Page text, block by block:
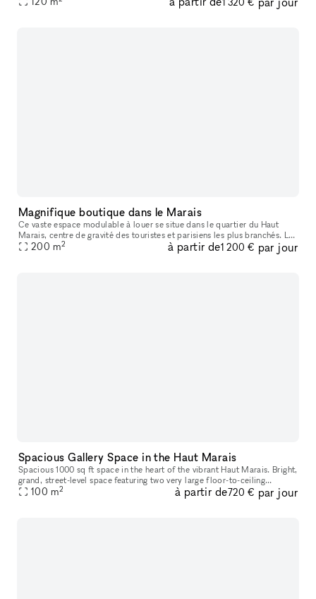
Magnifique boutique dans le Marais
Ce vaste espace modulable à louer se situe dans le quartier du Haut
Marais, centre de gravité des touristes et parisiens les plus branchés. Les
boutiques y sont pointues, les bars et restaurants, con
200 m2 à partir de1 200 € par jour
Spacious Gallery Space in the Haut Marais
Spacious 1000 sq ft space in the heart of the vibrant Haut Marais. Bright,
grand, street-level space featuring two very large floor-to-ceiling
windows that open directly onto the street, offering str
100 m2 à partir de720 € par jour